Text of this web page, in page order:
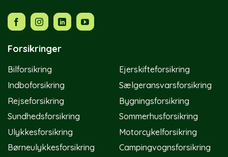
Forsikringer
Bilforsikring
Indboforsikring
Rejseforsikring
Sundhedsforsikring
Ulykkesforsikring
Børneulykkesforsikring
Ejerskifteforsikring
Sælgeransvarsforsikring
Bygningsforsikring
Sommerhusforsikring
Motorcykelforsikring
Campingvognsforsikring